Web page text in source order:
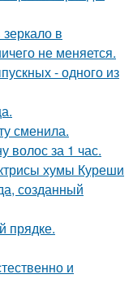
в
не меняется.
- одного из
сменила.
волос за 1 час.
хумы Куреши
созданный
прядке.
и